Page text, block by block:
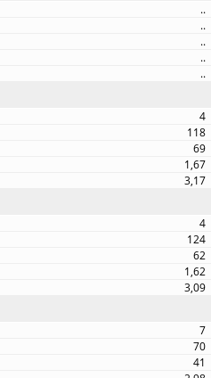
..
..
..
..
..
4
118
69
1,67
3,17
4
124
62
1,62
3,09
7
70
41